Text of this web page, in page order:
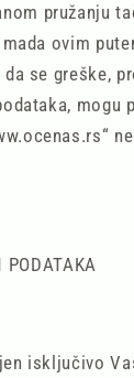
pružanju
ovim
se greške,
mogu
PODATAKA
isključivo